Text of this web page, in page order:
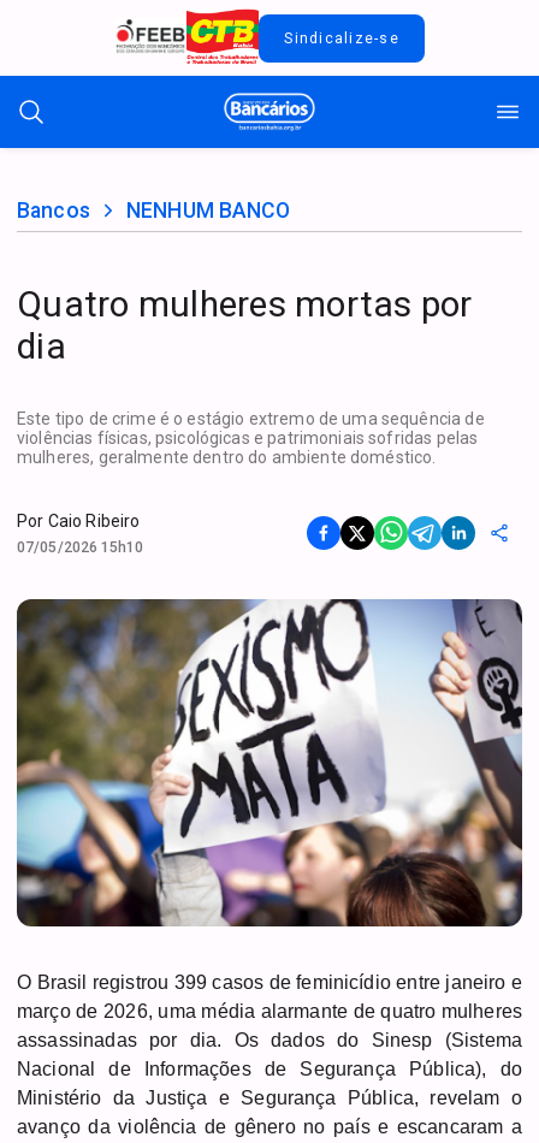
Sindicalize-se
Bancos NENHUM BANCO
Quatro mulheres mortas por
dia
Este tipo de crime é o estágio extremo de uma sequência de
violências físicas, psicológicas e patrimoniais sofridas pelas
mulheres, geralmente dentro do ambiente doméstico.
Por Caio Ribeiro
07/05/2026 15h10
O Brasil registrou 399 casos de feminicídio entre janeiro e
março de 2026, uma média alarmante de quatro mulheres
assassinadas por dia. Os dados do Sinesp (Sistema
Nacional de Informações de Segurança Pública), do
Ministério da Justiça e Segurança Pública, revelam o
avanço da violência de gênero no país e escancaram a